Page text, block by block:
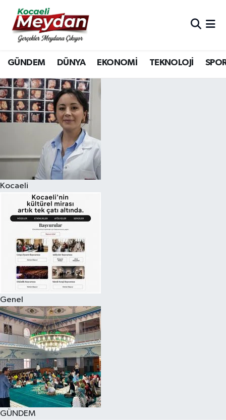
GÜNDEM DÜNYA EKONOMİ TEKNOLOJİ
Kocaeli
Genel
GÜNDEM
Nöbetçi Eczaneler
Hava Durumu
Trafik Durumu
Süper Lig Puan Durumu ve Fikstür
Tüm Manşetler
Son Dakika Haberleri
Haber Arşivi